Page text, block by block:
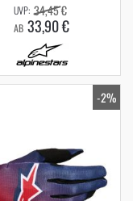
AB 33,90 €
34,45 €
-2%